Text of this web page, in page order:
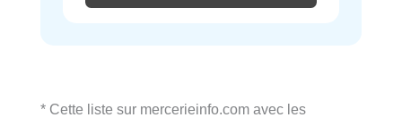
* Cette liste sur mercerieinfo.com avec les